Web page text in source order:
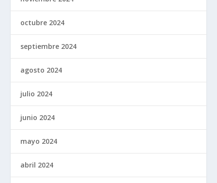
octubre 2024
septiembre 2024
agosto 2024
julio 2024
junio 2024
mayo 2024
abril 2024